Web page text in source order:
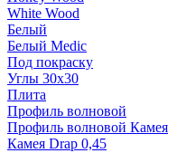
White Wood
Белый
Белый Medic
Под покраску
Углы 30х30
Плита
Профиль волновой
Профиль волновой Камея
Камея Drap 0,45